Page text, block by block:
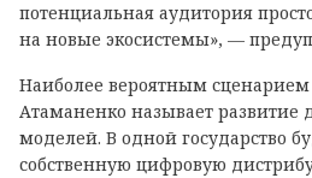
потенциальная аудитория
на новые экосистемы», —
Наиболее вероятным
Атаманенко называет развитие
моделей. В одной государство
собственную цифровую